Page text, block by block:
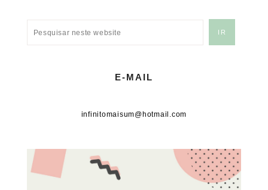
E-MAIL
infinitomaisum@hotmail.com